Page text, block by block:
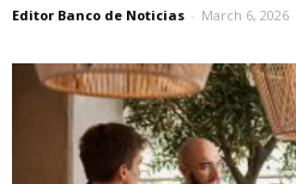
Editor Banco de Noticias - March 6, 2026